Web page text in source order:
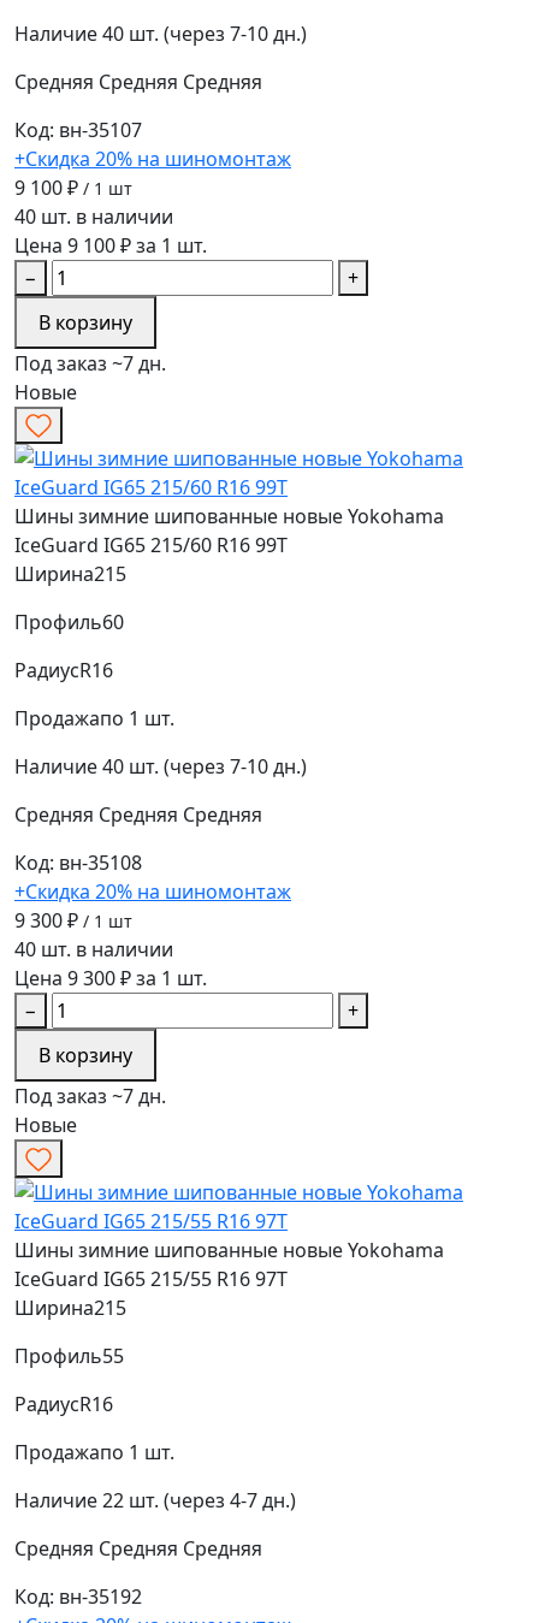
Наличие40 шт. (через 7-10 дн.)
Средняя Средняя Средняя
Код: вн-35107
+Скидка 20% на шиномонтаж
9 100 ₽ / 1 шт
40 шт. в наличии
Цена 9 100 ₽ за 1 шт.
−
+
В корзину
Под заказ ~7 дн.
Новые
Шины зимние шипованные новые Yokohama
IceGuard IG65 215/60 R16 99T
Ширина215
Профиль60
РадиусR16
Продажапо 1 шт.
Наличие40 шт. (через 7-10 дн.)
Средняя Средняя Средняя
Код: вн-35108
+Скидка 20% на шиномонтаж
9 300 ₽ / 1 шт
40 шт. в наличии
Цена 9 300 ₽ за 1 шт.
−
+
В корзину
Под заказ ~7 дн.
Новые
Шины зимние шипованные новые Yokohama
IceGuard IG65 215/55 R16 97T
Ширина215
Профиль55
РадиусR16
Продажапо 1 шт.
Наличие22 шт. (через 4-7 дн.)
Средняя Средняя Средняя
Код: вн-35192